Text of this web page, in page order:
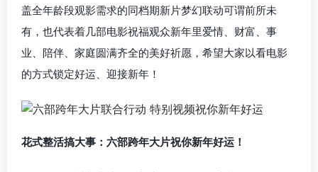
盖全年龄段观影需求的同档期新片梦幻联动可谓前所未
有，也代表着几部电影祝福观众新年里爱情、财富、事
业、陪伴、家庭圆满齐全的美好祈愿，希望大家以看电影
的方式锁定好运、迎接新年！
花式整活搞大事：六部跨年大片祝你新年好运！